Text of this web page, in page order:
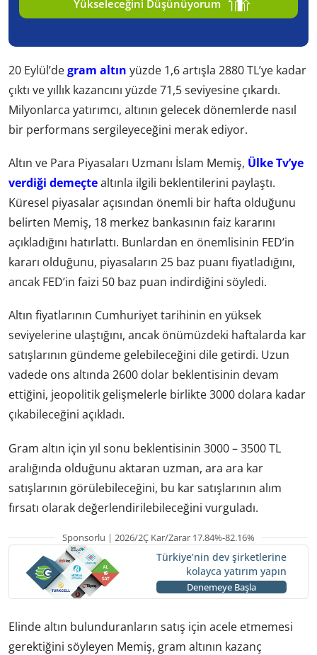
Yükseleceğini Düşünüyorum
20 Eylül’degram altın yüzde 1,6 artışla 2880 TL’ye kadar
çıktı ve yıllık kazancını yüzde 71,5 seviyesine çıkardı.
Milyonlarca yatırımcı, altının gelecek dönemlerde nasıl
bir performans sergileyeceğini merak ediyor.
Altın ve Para Piyasaları Uzmanı İslam Memiş, Ülke Tv’ye
verdiği demeçtealtınla ilgili beklentilerini paylaştı.
Küresel piyasalar açısından önemli bir hafta olduğunu
belirten Memiş, 18 merkez bankasının faiz kararını
açıkladığını hatırlattı. Bunlardan en önemlisinin FED’in
kararı olduğunu, piyasaların 25 baz puanı fiyatladığını,
ancak FED’in faizi 50 baz puan indirdiğini söyledi.
Altın fiyatlarının Cumhuriyet tarihinin en yüksek
seviyelerine ulaştığını, ancak önümüzdeki haftalarda kar
satışlarının gündeme gelebileceğini dile getirdi. Uzun
vadede ons altında 2600 dolar beklentisinin devam
ettiğini, jeopolitik gelişmelerle birlikte 3000 dolara kadar
çıkabileceğini açıkladı.
Gram altın için yıl sonu beklentisinin 3000 – 3500 TL
aralığında olduğunu aktaran uzman, ara ara kar
satışlarının görülebileceğini, bu kar satışlarının alım
fırsatı olarak değerlendirilebileceğini vurguladı.
Sponsorlu | 2026/2Ç Kar/Zarar 17.84%-82.16%
Türkiye’nin dev şirketlerine
kolayca yatırım yapın
Denemeye Başla
Elinde altın bulunduranların satış için acele etmemesi
gerektiğini söyleyen Memiş, gram altının kazanç